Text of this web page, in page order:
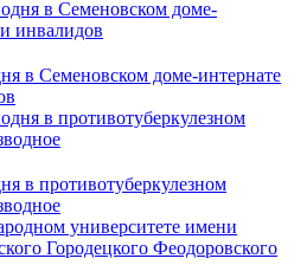
в Семеновском доме-интернате
в противотуберкулезном